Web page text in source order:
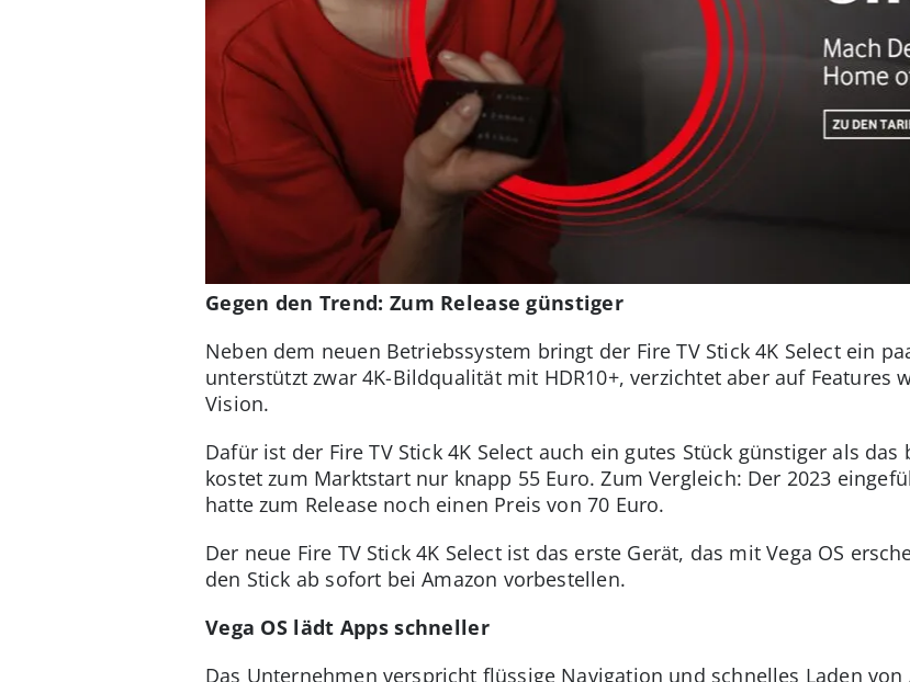
Gegen den Trend: Zum Release günstiger
Neben dem neuen Betriebssystem bringt der Fire TV Stick 4K Select ein
unterstützt zwar 4K-Bildqualität mit HDR10+, verzichtet aber auf Features
Vision.
Dafür ist der Fire TV Stick 4K Select auch ein gutes Stück günstiger als
kostet zum Marktstart nur knapp 55 Euro. Zum Vergleich: Der 2023
hatte zum Release noch einen Preis von 70 Euro.
Der neue Fire TV Stick 4K Select ist das erste Gerät, das mit Vega OS
den Stick ab sofort bei Amazon vorbestellen.
Vega OS lädt Apps schneller
Das Unternehmen verspricht flüssige Navigation und schnelles Laden